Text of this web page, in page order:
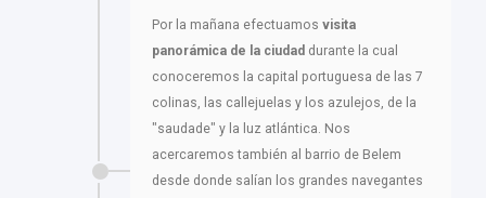
Por la mañana efectuamos visita
panorámica de la ciudad durante la cual
conoceremos la capital portuguesa de las 7
colinas, las callejuelas y los azulejos, de la
"saudade" y la luz atlántica. Nos
acercaremos también al barrio de Belem
desde donde salían los grandes navegantes